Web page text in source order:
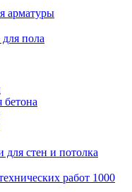
арматуры
пола
стен и потолка
работ 1000